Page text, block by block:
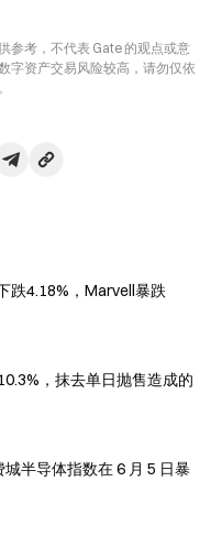
参考，不代表 Gate 的观点或意
字资产交易风险较高，请勿仅依
。
跌4.18%，Marvell暴跌
，抹去单日抛售造成的
半导体指数在 6 月 5 日暴